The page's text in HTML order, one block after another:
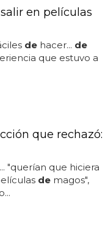
en películas
dehacer... de
que estuvo a
que rechazó:
"querían que hiciera
demagos",